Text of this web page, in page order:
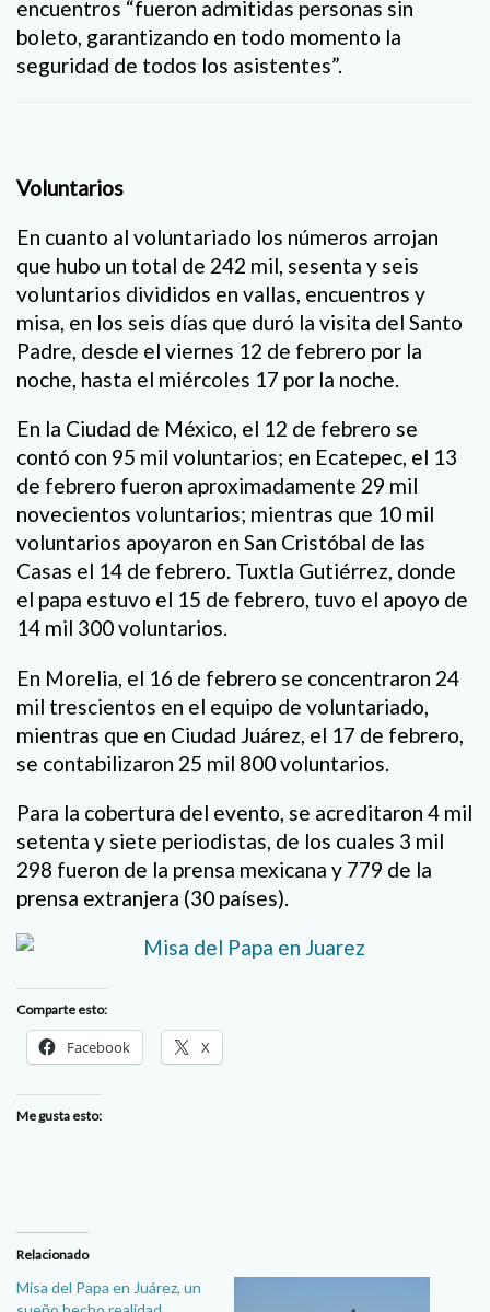
encuentros “fueron admitidas personas sin
boleto, garantizando en todo momento la
seguridad de todos los asistentes”.
Voluntarios
En cuanto al voluntariado los números arrojan
que hubo un total de 242 mil, sesenta y seis
voluntarios divididos en vallas, encuentros y
misa, en los seis días que duró la visita del Santo
Padre, desde el viernes 12 de febrero por la
noche, hasta el miércoles 17 por la noche.
En la Ciudad de México, el 12 de febrero se
contó con 95 mil voluntarios; en Ecatepec, el 13
de febrero fueron aproximadamente 29 mil
novecientos voluntarios; mientras que 10 mil
voluntarios apoyaron en San Cristóbal de las
Casas el 14 de febrero. Tuxtla Gutiérrez, donde
el papa estuvo el 15 de febrero, tuvo el apoyo de
14 mil 300 voluntarios.
En Morelia, el 16 de febrero se concentraron 24
mil trescientos en el equipo de voluntariado,
mientras que en Ciudad Juárez, el 17 de febrero,
se contabilizaron 25 mil 800 voluntarios.
Para la cobertura del evento, se acreditaron 4 mil
setenta y siete periodistas, de los cuales 3 mil
298 fueron de la prensa mexicana y 779 de la
prensa extranjera (30 países).
Comparte esto:
Facebook X
Me gusta esto:
Relacionado
Misa del Papa en Juárez, un